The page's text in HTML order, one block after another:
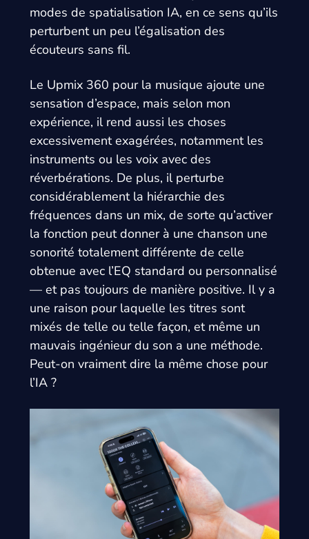
modes de spatialisation IA, en ce sens qu’ils
perturbent un peu l’égalisation des
écouteurs sans fil.
Le Upmix 360 pour la musique ajoute une
sensation d’espace, mais selon mon
expérience, il rend aussi les choses
excessivement exagérées, notamment les
instruments ou les voix avec des
réverbérations. De plus, il perturbe
considérablement la hiérarchie des
fréquences dans un mix, de sorte qu’activer
la fonction peut donner à une chanson une
sonorité totalement différente de celle
obtenue avec l’EQ standard ou personnalisé
— et pas toujours de manière positive. Il y a
une raison pour laquelle les titres sont
mixés de telle ou telle façon, et même un
mauvais ingénieur du son a une méthode.
Peut-on vraiment dire la même chose pour
l’IA ?